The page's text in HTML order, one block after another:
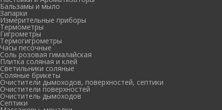
Бальзамы и мыло
Запарки
Измерительные приборы
Термометры
Гигрометры
Термогигрометры
Часы песочные
Соль розовая гималайская
Плитка соляная и клей
Светильники соляные
Соляные брикеты
Очистители дымоходов, поверхностей, септики
Очистители поверхностей
Очиститель дымоходов
Септики